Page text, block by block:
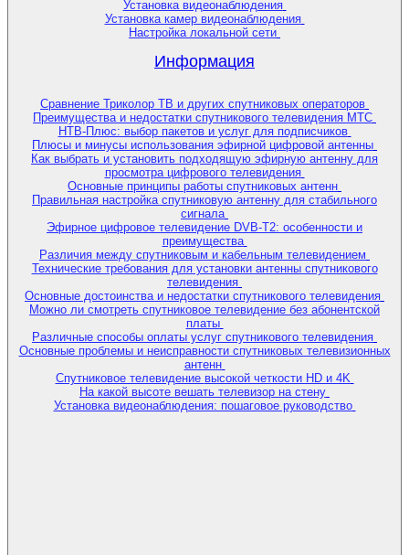
Установка видеонаблюдения
Установка камер видеонаблюдения
Настройка локальной сети
Информация
Сравнение Триколор ТВ и других спутниковых операторов
Преимущества и недостатки спутникового телевидения МТС
НТВ-Плюс: выбор пакетов и услуг для подписчиков
Плюсы и минусы использования эфирной цифровой антенны
Как выбрать и установить подходящую эфирную антенну для
просмотра цифрового телевидения
Основные принципы работы спутниковых антенн
Правильная настройка спутниковую антенну для стабильного
сигнала
Эфирное цифровое телевидение DVB-T2: особенности и
преимущества
Различия между спутниковым и кабельным телевидением
Технические требования для установки антенны спутникового
телевидения
Основные достоинства и недостатки спутникового телевидения
Можно ли смотреть спутниковое телевидение без абонентской
платы
Различные способы оплаты услуг спутникового телевидения
Основные проблемы и неисправности спутниковых телевизионных
антенн
Спутниковое телевидение высокой четкости HD и 4K
На какой высоте вешать телевизор на стену
Установка видеонаблюдения: пошаговое руководство